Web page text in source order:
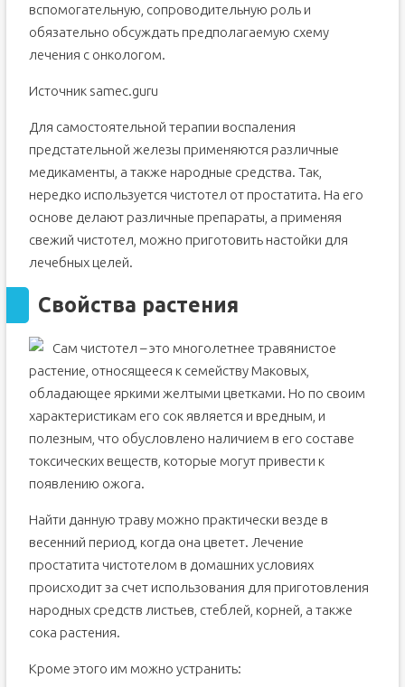
вспомогательную, сопроводительную роль и
обязательно обсуждать предполагаемую схему
лечения с онкологом.
Источник samec.guru
Для самостоятельной терапии воспаления
предстательной железы применяются различные
медикаменты, а также народные средства. Так,
нередко используется чистотел от простатита. На его
основе делают различные препараты, а применяя
свежий чистотел, можно приготовить настойки для
лечебных целей.
Свойства растения
Сам чистотел – это многолетнее травянистое
растение, относящееся к семейству Маковых,
обладающее яркими желтыми цветками. Но по своим
характеристикам его сок является и вредным, и
полезным, что обусловлено наличием в его составе
токсических веществ, которые могут привести к
появлению ожога.
Найти данную траву можно практически везде в
весенний период, когда она цветет. Лечение
простатита чистотелом в домашних условиях
происходит за счет использования для приготовления
народных средств листьев, стеблей, корней, а также
сока растения.
Кроме этого им можно устранить: